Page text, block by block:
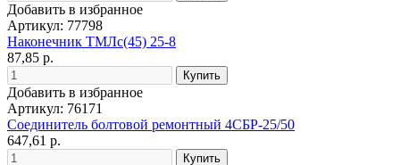
Добавить в избранное
Артикул: 77798
Наконечник ТМЛс(45) 25-8
87,85 р.
Добавить в избранное
Артикул: 76171
Соединитель болтовой ремонтный 4СБР-25/50
647,61 р.